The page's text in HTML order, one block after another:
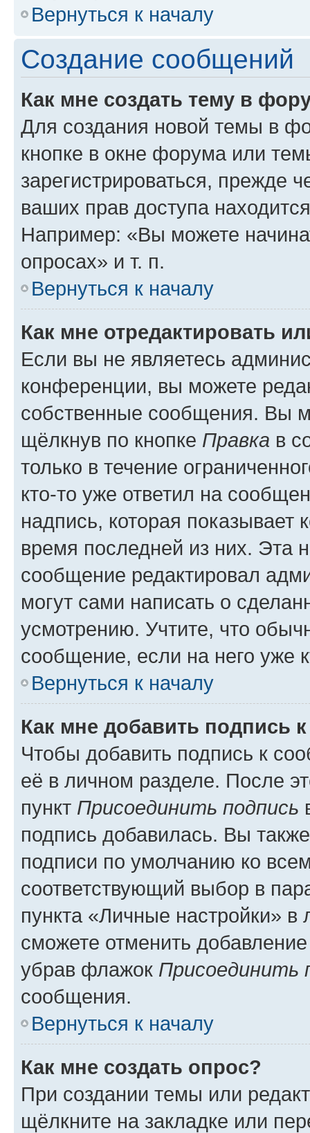
Вернуться к началу
Создание сообщений
Как мне создать тему в
Для создания новой темы в
кнопке в окне форума или
зарегистрироваться, прежде
ваших прав доступа
Например: «Вы можете
опросах» и т. п.
Вернуться к началу
Как мне отредактировать
Если вы не являетесь
конференции, вы можете
собственные сообщения. Вы
щёлкнув по кнопке Правка в
только в течение
кто-то уже ответил на
надпись, которая показывает
время последней из них. Эта
сообщение редактировал
могут сами написать о
усмотрению. Учтите, что
сообщение, если на него уже
Вернуться к началу
Как мне добавить подпись
Чтобы добавить подпись к
её в личном разделе. После
пункт Присоединить подпись
подпись добавилась. Вы
подписи по умолчанию ко
соответствующий выбор в
пункта «Личные настройки»
сможете отменить
убрав флажок Присоединить
сообщения.
Вернуться к началу
Как мне создать опрос?
При создании темы или
щёлкните на закладке или